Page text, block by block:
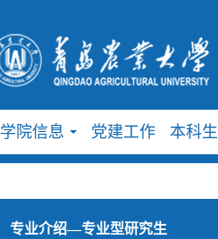
学院信息 党建工作 本科
专业介绍—专业型研究生